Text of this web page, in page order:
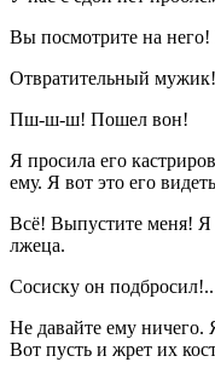
Вы посмотрите на
Отвратительный
Пш-ш-ш! Пошел вон!
Я просила его
ему. Я вот это его
Всё! Выпустите меня! Я
лжеца.
Сосиску он подбросил!..
Не давайте ему ничего.
Вот пусть и жрет их